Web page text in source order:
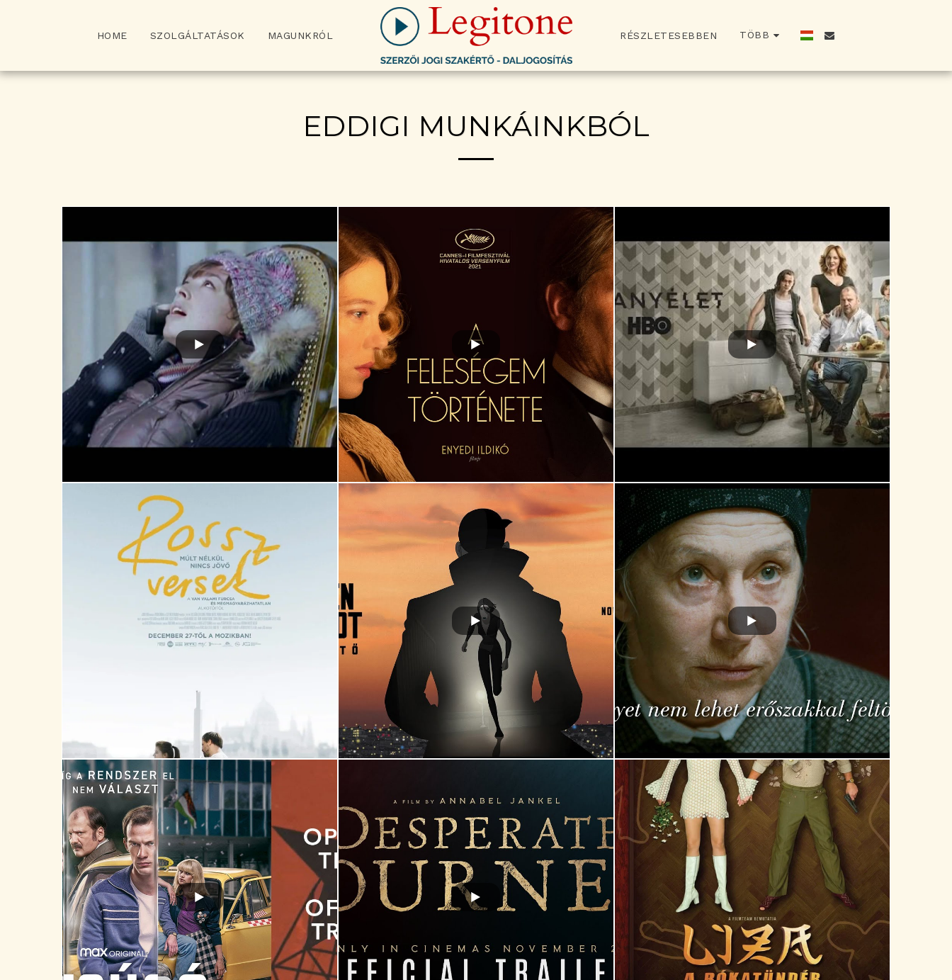
HOME SZOLGÁLTATÁSOK MAGUNKRÓL RÉSZLETESEBBEN TÖBB
EDDIGI MUNKÁINKBÓL